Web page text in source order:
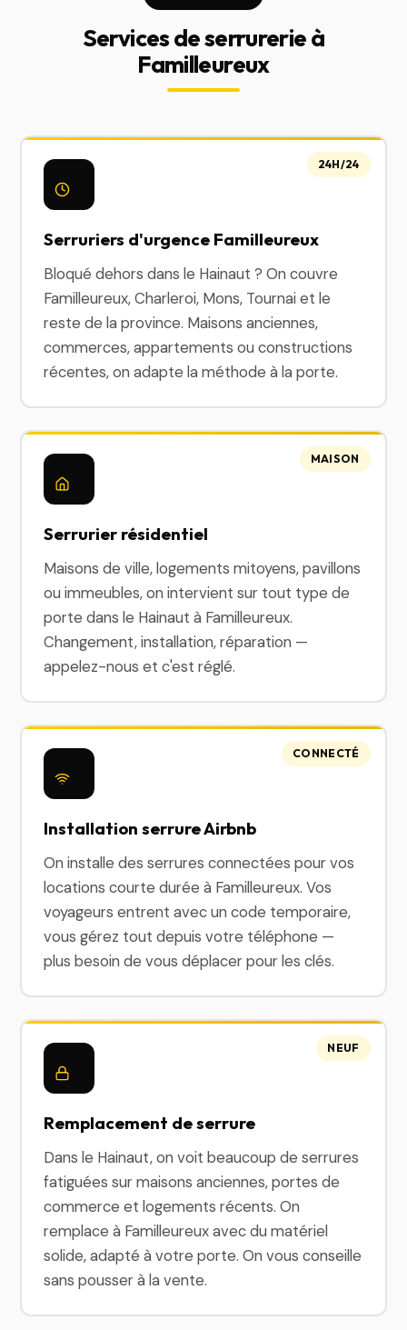
Services de serrurerie à
Familleureux
Serruriers d'urgence Familleureux
Bloqué dehors dans le Hainaut ? On couvre
Familleureux, Charleroi, Mons, Tournai et le
reste de la province. Maisons anciennes,
commerces, appartements ou constructions
récentes, on adapte la méthode à la porte.
24H/24
Serrurier résidentiel
Maisons de ville, logements mitoyens, pavillons
ou immeubles, on intervient sur tout type de
porte dans le Hainaut à Familleureux.
Changement, installation, réparation —
appelez-nous et c'est réglé.
MAISON
Installation serrure Airbnb
On installe des serrures connectées pour vos
locations courte durée à Familleureux. Vos
voyageurs entrent avec un code temporaire,
vous gérez tout depuis votre téléphone —
plus besoin de vous déplacer pour les clés.
CONNECTÉ
Remplacement de serrure
Dans le Hainaut, on voit beaucoup de serrures
fatiguées sur maisons anciennes, portes de
commerce et logements récents. On
remplace à Familleureux avec du matériel
solide, adapté à votre porte. On vous conseille
sans pousser à la vente.
NEUF